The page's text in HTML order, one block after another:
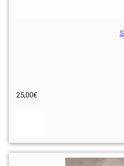
25,00€